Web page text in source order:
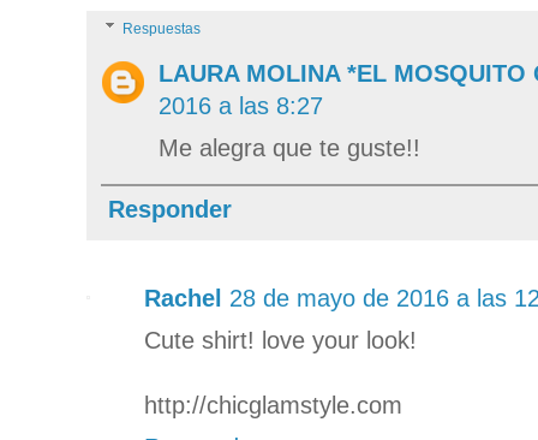
Respuestas
LAURA MOLINA *EL MOSQUITO
2016 a las 8:27
Me alegra que te guste!!
Responder
Rachel 28 de mayo de 2016 a las
Cute shirt! love your look!
http://chicglamstyle.com